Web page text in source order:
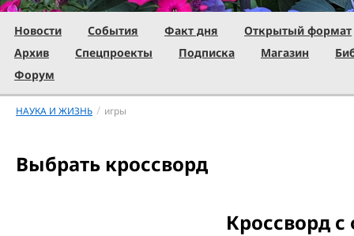
Новости События Факт дня
Открытый формат
Архив
Спецпроекты Подписка Магазин
Форум
НАУКА И ЖИЗНЬ / игры
Выбрать кроссворд
Кроссворд